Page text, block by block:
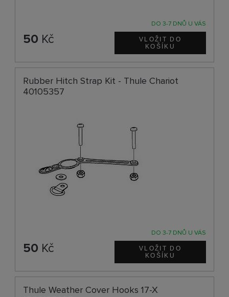
DO 3-7 DNŮ U VÁS
50 Kč
Rubber Hitch Strap Kit - Thule Chariot
40105357
DO 3-7 DNŮ U VÁS
50 Kč
Thule Weather Cover Hooks 17-X